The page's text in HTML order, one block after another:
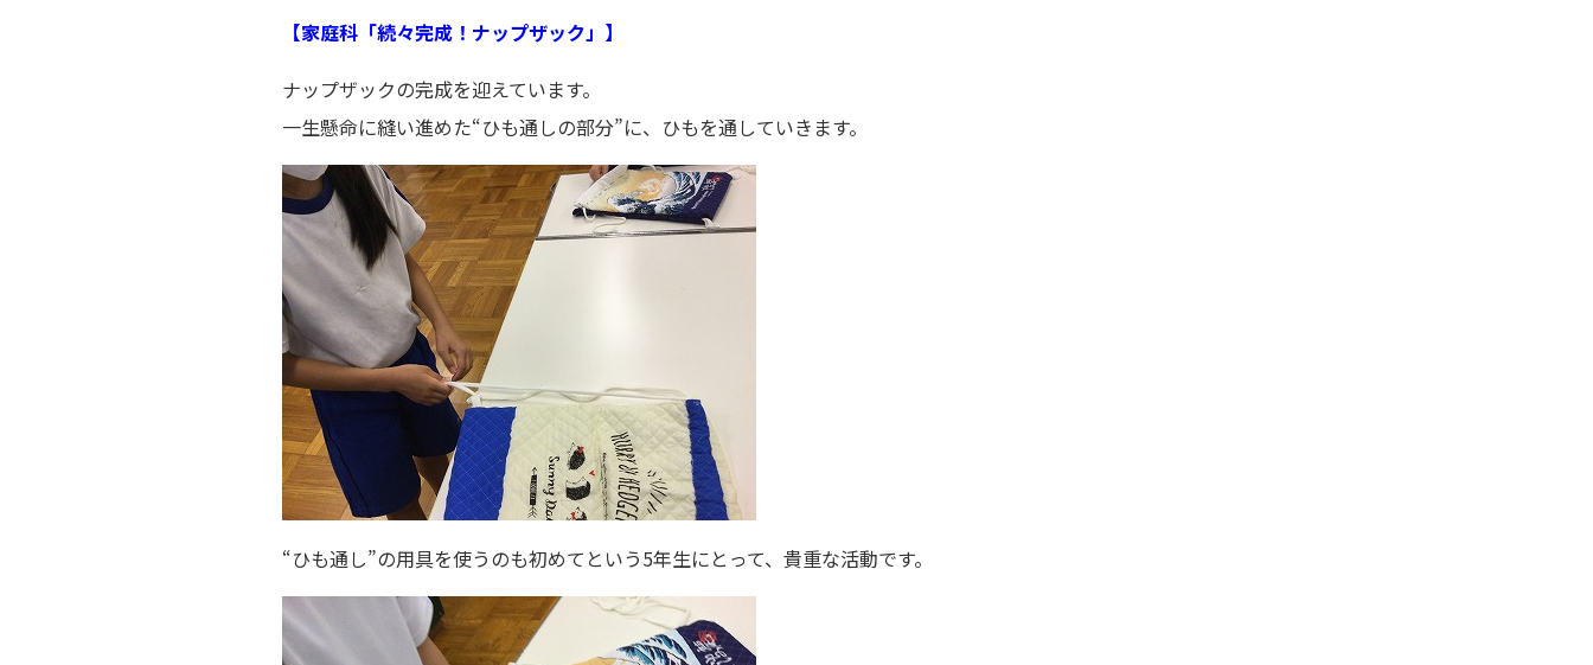
【家庭科「続々完成！ナップザック」】
ナップザックの完成を迎えています。
一生懸命に縫い進めた“ひも通しの部分”に、ひもを通していきます。
“ひも通し”の用具を使うのも初めてという5年生にとって、貴重な活動です。